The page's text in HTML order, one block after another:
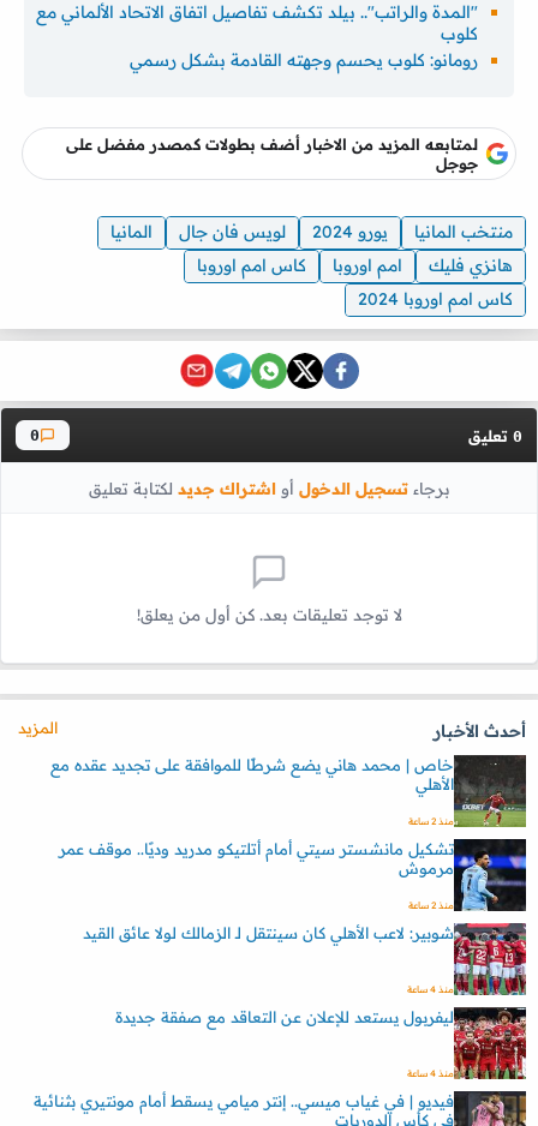
"المدة والراتب".. بيلد تكشف تفاصيل اتفاق الاتحاد الألماني مع
كلوب
رومانو: كلوب يحسم وجهته القادمة بشكل رسمي
لمتابعه المزيد من الاخبار أضف بطولات كمصدر مفضل على
جوجل
منتخب المانيا يورو 2024 لويس فان جال
المانيا
هانزي فليك
امم اوروبا
كاس امم اوروبا
كاس امم اوروبا 2024
0 تعليق 0
برجاءتسجيل الدخول أواشتراك جديد لكتابة تعليق
لا توجد تعليقات بعد. كن أول من يعلق!
أحدث الأخبار
المزيد
خاص | محمد هاني يضع شرطًا للموافقة على تجديد عقده مع
الأهلي
منذ 2 ساعة
تشكيل مانشستر سيتي أمام أتلتيكو مدريد وديًا.. موقف عمر
مرموش
منذ 2 ساعة
شوبير: لاعب الأهلي كان سينتقل لـ الزمالك لولا عائق القيد
منذ 4 ساعة
ليفربول يستعد للإعلان عن التعاقد مع صفقة جديدة
منذ 4 ساعة
فيديو | في غياب ميسي.. إنتر ميامي يسقط أمام مونتيري بثنائية
في كأس الدوريات